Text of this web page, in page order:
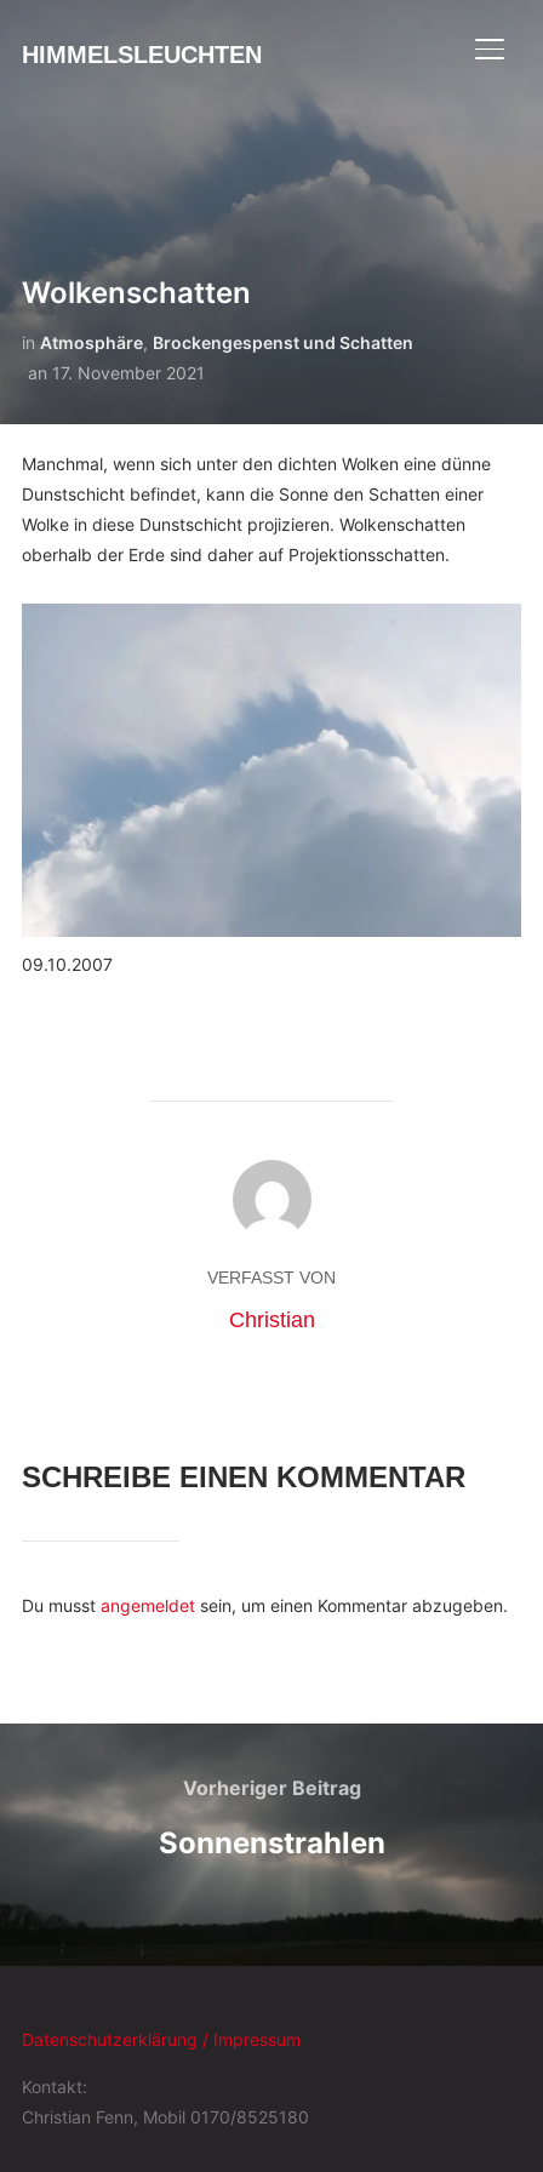
HIMMELSLEUCHTEN
Wolkenschatten
in Atmosphäre, Brockengespenst und Schatten
an 17. November 2021
Manchmal, wenn sich unter den dichten Wolken eine dünne
Dunstschicht befindet, kann die Sonne den Schatten einer
Wolke in diese Dunstschicht projizieren. Wolkenschatten
oberhalb der Erde sind daher auf Projektionsschatten.
09.10.2007
VERFASST VON
Christian
SCHREIBE EINEN KOMMENTAR
Du musst angemeldetsein, um einen Kommentar abzugeben.
Vorheriger Beitrag
Sonnenstrahlen
Datenschutzerklärung / Impressum
Kontakt:
Christian Fenn, Mobil 0170/8525180